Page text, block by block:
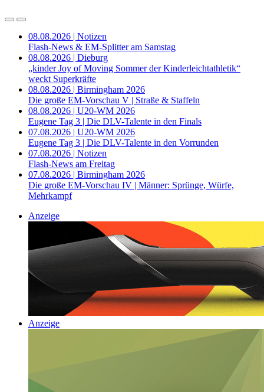
08.08.2026 | Notizen
Flash-News & EM-Splitter am Samstag
08.08.2026 | Dieburg
„kinder Joy of Moving Sommer der Kinderleichtathletik“
weckt Superkräfte
08.08.2026 | Birmingham 2026
Die große EM-Vorschau V | Straße & Staffeln
08.08.2026 | U20-WM 2026
Eugene Tag 3 | Die DLV-Talente in den Finals
07.08.2026 | U20-WM 2026
Eugene Tag 3 | Die DLV-Talente in den Vorrunden
07.08.2026 | Notizen
Flash-News am Freitag
07.08.2026 | Birmingham 2026
Die große EM-Vorschau IV | Männer: Sprünge, Würfe,
Mehrkampf
Anzeige
Anzeige